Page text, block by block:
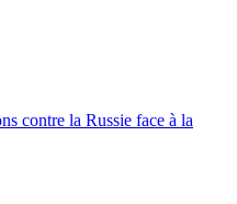
contre la Russie face à la